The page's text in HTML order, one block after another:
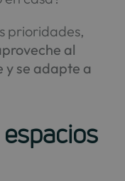
prioridades,
al
y se adapte a